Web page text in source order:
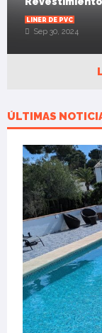
LINER DE PVC
Sep 30, 2024
ÚLTIMAS